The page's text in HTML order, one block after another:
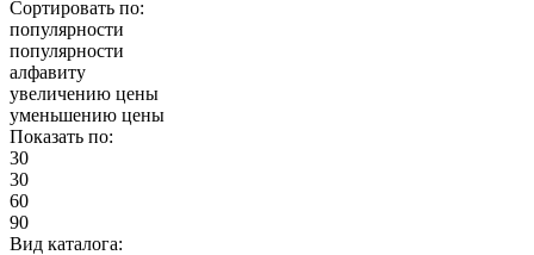
Сортировать по:
популярности
популярности
алфавиту
увеличению цены
уменьшению цены
Показать по:
30
30
60
90
Вид каталога: